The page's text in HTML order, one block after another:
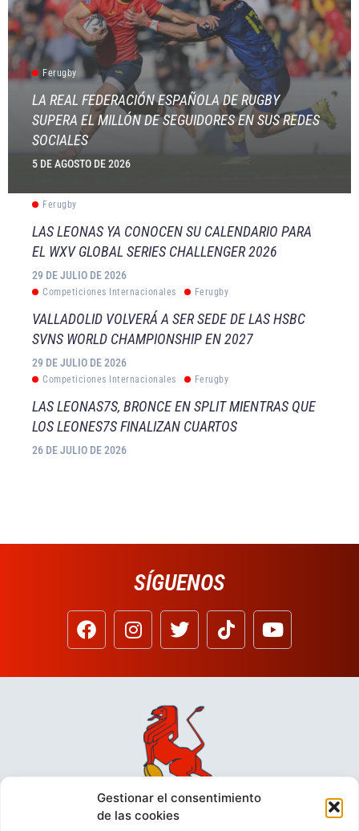
Gestionar el consentimiento
de las cookies
Ferugby
LA REAL FEDERACIÓN ESPAÑOLA DE RUGBY
SUPERA EL MILLÓN DE SEGUIDORES EN SUS REDES
SOCIALES
5 DE AGOSTO DE 2026
Ferugby
LAS LEONAS YA CONOCEN SU CALENDARIO PARA
EL WXV GLOBAL SERIES CHALLENGER 2026
29 DE JULIO DE 2026
Competiciones Internacionales Ferugby
VALLADOLID VOLVERÁ A SER SEDE DE LAS HSBC
SVNS WORLD CHAMPIONSHIP EN 2027
29 DE JULIO DE 2026
Competiciones Internacionales Ferugby
LAS LEONAS7S, BRONCE EN SPLIT MIENTRAS QUE
LOS LEONES7S FINALIZAN CUARTOS
26 DE JULIO DE 2026
SÍGUENOS